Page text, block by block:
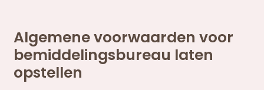
Algemene voorwaarden voor
bemiddelingsbureau laten
opstellen